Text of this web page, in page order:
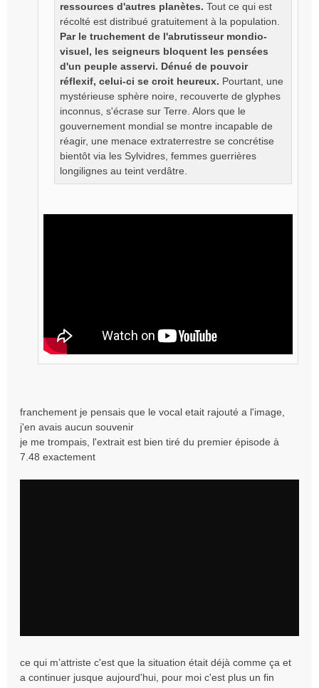
ressources d'autres planètes. Tout ce qui est
récolté est distribué gratuitement à la population.
Par le truchement de l'abrutisseur mondio-
visuel, les seigneurs bloquent les pensées
d'un peuple asservi. Dénué de pouvoir
réflexif, celui-ci se croit heureux. Pourtant, une
mystérieuse sphère noire, recouverte de glyphes
inconnus, s'écrase sur Terre. Alors que le
gouvernement mondial se montre incapable de
réagir, une menace extraterrestre se concrétise
bientôt via les Sylvidres, femmes guerrières
longilignes au teint verdâtre.
franchement je pensais que le vocal etait rajouté a l'image,
j'en avais aucun souvenir
je me trompais, l'extrait est bien tiré du premier épisode à
7.48 exactement
ce qui m’attriste c'est que la situation était déjà comme ça et
a continuer jusque aujourd'hui, pour moi c'est plus un fin